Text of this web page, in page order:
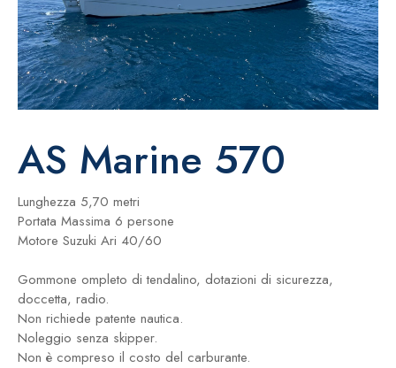
AS Marine 570
Lunghezza 5,70 metri
Portata Massima 6 persone
Motore Suzuki Ari 40/60
Gommone ompleto di tendalino, dotazioni di sicurezza,
doccetta, radio.
Non richiede patente nautica.
Noleggio senza skipper.
Non è compreso il costo del carburante.